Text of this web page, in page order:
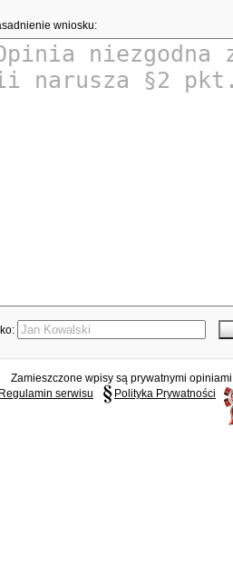
wniosku:
Zamieszczone wpisy są prywatnymi
Regulamin serwisu
Polityka Prywatności